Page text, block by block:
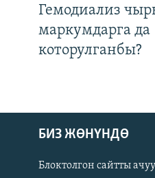
Гемодиализ
маркумдарга да
которулганбы?
БИЗ ЖӨНҮНДӨ
Блоктолгон сайтты ачуу